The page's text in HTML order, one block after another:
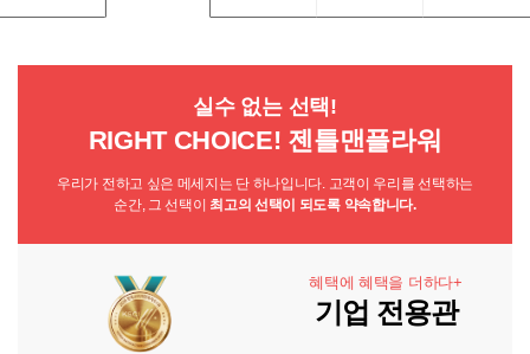
실수 없는 선택!
RIGHT CHOICE! 젠틀맨플라워
우리가 전하고 싶은 메세지는 단 하나입니다. 고객이 우리를 선택하는
순간, 그 선택이 최고의 선택이 되도록 약속합니다.
혜택에 혜택을 더하다+
기업 전용관